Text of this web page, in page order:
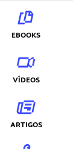
EBOOKS
VÍDEOS
ARTIGOS